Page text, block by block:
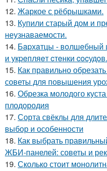
12. Жаркое с рёбрышками.
13. Купили старый дом и
неузнаваемости.
14. Бapхaтцы - вoлшeбный
и укpeпляeт cтeнки cocудoв.
15. Как правильно
советы для повышения
16. Обрезка молодого
плодородия
17. Сорта свёклы для
выбор и особенности
18. Как выбрать
ЖБИ-панелей: советы и
19. Сколько стоит